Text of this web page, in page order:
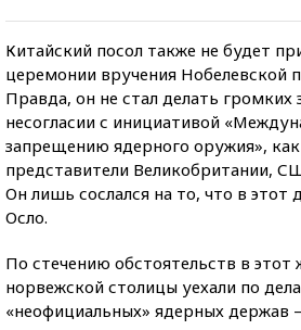
Китайский посол также не будет
церемонии вручения Нобелевской
Правда, он не стал делать громких
несогласии с инициативой
запрещению ядерного оружия», как
представители Великобритании,
Он лишь сослался на то, что в этот
Осло.
По стечению обстоятельств в этот
норвежской столицы уехали по
«неофициальных» ядерных держав